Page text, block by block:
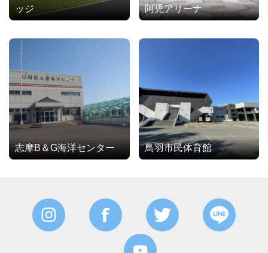
ッジ
阿児アリーナ
志摩B＆G海洋センター 鳥羽市民体育館